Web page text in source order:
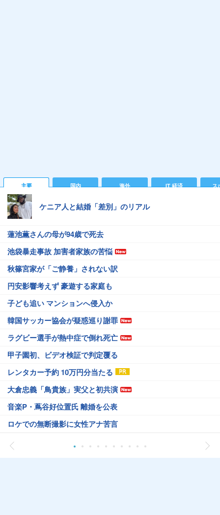
主要 国内 海外 IT 経済 ス
ケニア人と結婚「差別」のリアル
蓮池薫さんの母が94歳で死去
池袋暴走事故 加害者家族の苦悩
秋篠宮家が「ご静養」されない訳
円安影響考えず 豪遊する家庭も
子ども追い マンションへ侵入か
韓国サッカー協会が疑惑巡り謝罪
ラグビー選手が熱中症で倒れ死亡
甲子園初、ビデオ検証で判定覆る
レンタカー予約 10万円分当たる
大倉忠義「鳥貴族」実父と初共演
音楽P・蔦谷好位置氏 離婚を公表
ロケでの無断撮影に女性アナ苦言